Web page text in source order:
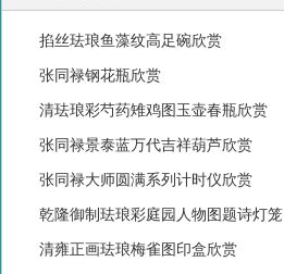
掐丝珐琅鱼藻纹高足碗欣赏
张同禄钢花瓶欣赏
清珐琅彩芍药雉鸡图玉壶春瓶欣赏
张同禄景泰蓝万代吉祥葫芦欣赏
张同禄大师圆满系列计时仪欣赏
乾隆御制珐琅彩庭园人物图题诗灯笼
清雍正画珐琅梅雀图印盒欣赏